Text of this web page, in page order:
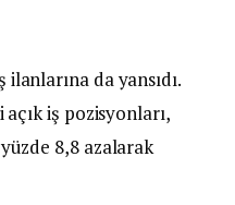
da yansıdı.
iş pozisyonları,
yüzde 8,8 azalarak